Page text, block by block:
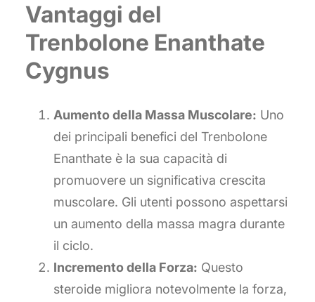
Vantaggi del
Trenbolone Enanthate
Cygnus
Aumento della Massa Muscolare: Uno
dei principali benefici del Trenbolone
Enanthate è la sua capacità di
promuovere un significativa crescita
muscolare. Gli utenti possono aspettarsi
un aumento della massa magra durante
il ciclo.
Incremento della Forza: Questo
steroide migliora notevolmente la forza,